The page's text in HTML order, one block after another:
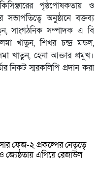
পৃষ্ঠপোষকতায় ও
অনুষ্ঠানে বক্তব্য
সাংগঠনিক সম্পাদক এ বি
খাতুন, শিখর চন্দ্র মন্ডল,
খাতুন, হেনা আক্তার প্রমুখ।
নিকট স্মরকলিপি প্রদান করা
ফেজ-২ প্রকল্পের নেতৃত্বে
জ্যেষ্ঠতায় এগিয়ে রেজাউল